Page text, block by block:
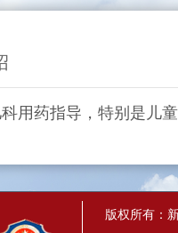
用药指导，特别是儿
版权所有：